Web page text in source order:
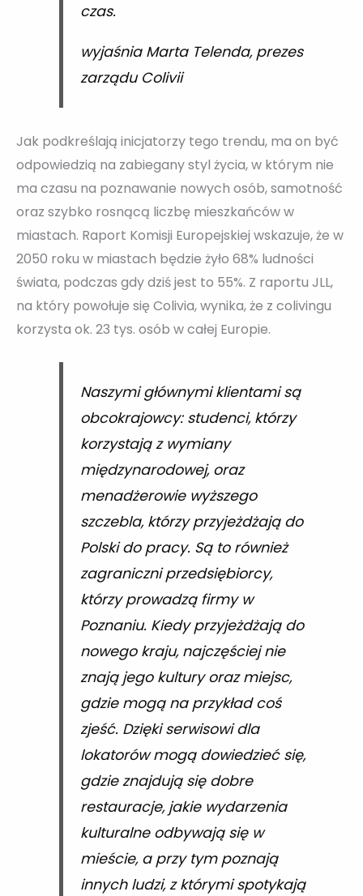
czas.
wyjaśnia Marta Telenda, prezes
zarządu Colivii
Jak podkreślają inicjatorzy tego trendu, ma on być
odpowiedzią na zabiegany styl życia, w którym nie
ma czasu na poznawanie nowych osób, samotność
oraz szybko rosnącą liczbę mieszkańców w
miastach. Raport Komisji Europejskiej wskazuje, że w
2050 roku w miastach będzie żyło 68% ludności
świata, podczas gdy dziś jest to 55%. Z raportu JLL,
na który powołuje się Colivia, wynika, że z colivingu
korzysta ok. 23 tys. osób w całej Europie.
Naszymi głównymi klientami są
obcokrajowcy: studenci, którzy
korzystają z wymiany
międzynarodowej, oraz
menadżerowie wyższego
szczebla, którzy przyjeżdżają do
Polski do pracy. Są to również
zagraniczni przedsiębiorcy,
którzy prowadzą firmy w
Poznaniu. Kiedy przyjeżdżają do
nowego kraju, najczęściej nie
znają jego kultury oraz miejsc,
gdzie mogą na przykład coś
zjeść. Dzięki serwisowi dla
lokatorów mogą dowiedzieć się,
gdzie znajdują się dobre
restauracje, jakie wydarzenia
kulturalne odbywają się w
mieście, a przy tym poznają
innych ludzi, z którymi spotykają